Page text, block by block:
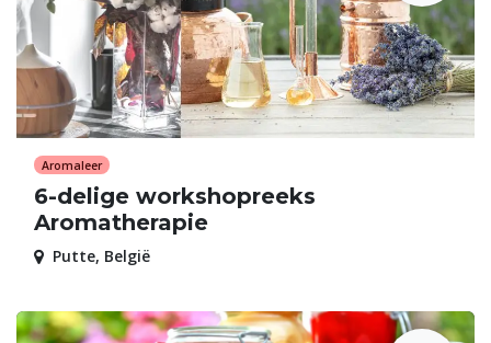
Aromaleer
6-delige workshopreeks
Aromatherapie
Putte, België